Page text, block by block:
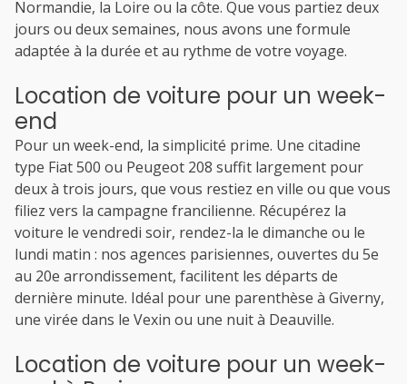
Normandie, la Loire ou la côte. Que vous partiez deux
jours ou deux semaines, nous avons une formule
adaptée à la durée et au rythme de votre voyage.
Location de voiture pour un week-
end
Pour un week-end, la simplicité prime. Une citadine
type Fiat 500 ou Peugeot 208 suffit largement pour
deux à trois jours, que vous restiez en ville ou que vous
filiez vers la campagne francilienne. Récupérez la
voiture le vendredi soir, rendez-la le dimanche ou le
lundi matin : nos agences parisiennes, ouvertes du 5e
au 20e arrondissement, facilitent les départs de
dernière minute. Idéal pour une parenthèse à Giverny,
une virée dans le Vexin ou une nuit à Deauville.
Location de voiture pour un week-